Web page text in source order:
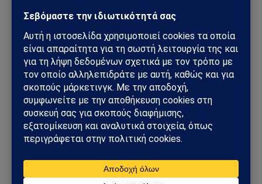
Ακολουθήστε στο Instagram
Ακολουθήστε στο YouTube
Facebook Twitter
Sahiel Newsroom
(Twitter)
Instagram
Tumblr